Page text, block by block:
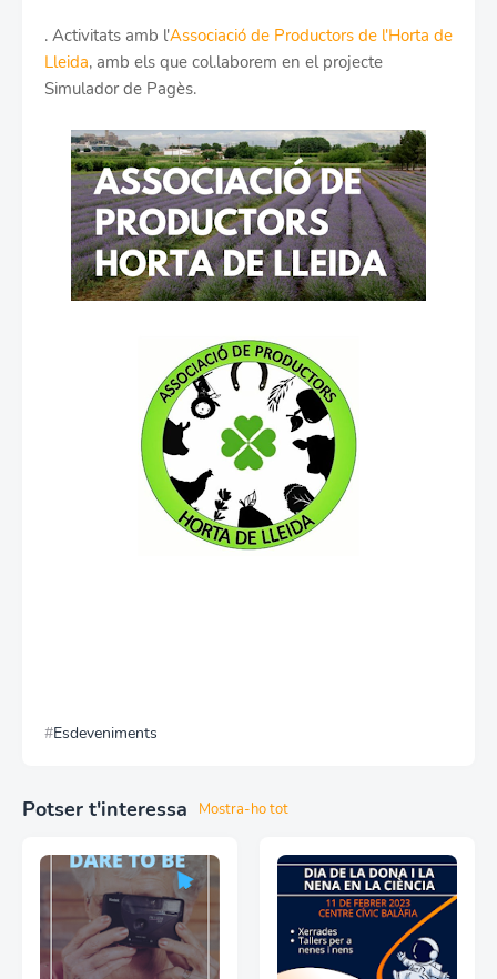
. Activitats amb l'Associació de Productors de l'Horta de
Lleida, amb els que col.laborem en el projecte
Simulador de Pagès.
Esdeveniments
Potser t'interessa Mostra-ho tot